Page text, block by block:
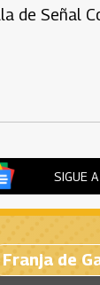
de Señal
SIGUE
Franja de